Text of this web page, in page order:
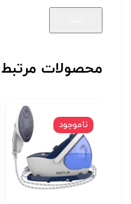
محصولات مرتبط
ناموجود